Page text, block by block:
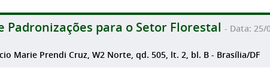
Padronizações para o Setor Florestal - Data: 25/
Marie Prendi Cruz, W2 Norte, qd. 505, lt. 2, bl. B - Brasília/DF